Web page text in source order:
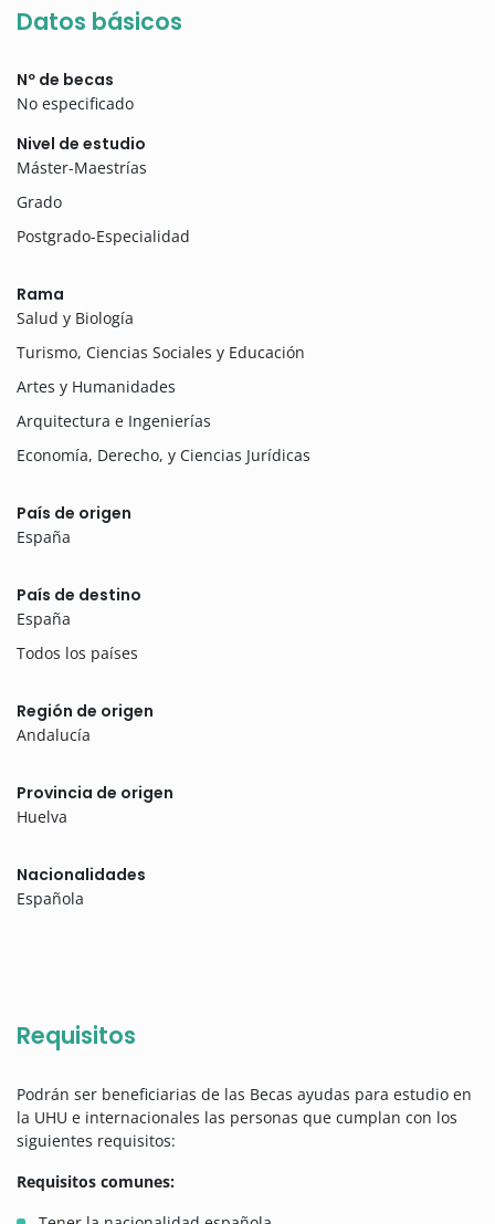
Datos básicos
Nº de becas
No especificado
Nivel de estudio
Máster-Maestrías
Grado
Postgrado-Especialidad
Rama
Salud y Biología
Turismo, Ciencias Sociales y Educación
Artes y Humanidades
Arquitectura e Ingenierías
Economía, Derecho, y Ciencias Jurídicas
País de origen
España
País de destino
España
Todos los países
Región de origen
Andalucía
Provincia de origen
Huelva
Nacionalidades
Española
Requisitos
Podrán ser beneficiarias de las Becas ayudas para estudio en
la UHU e internacionales las personas que cumplan con los
siguientes requisitos:
Requisitos comunes: